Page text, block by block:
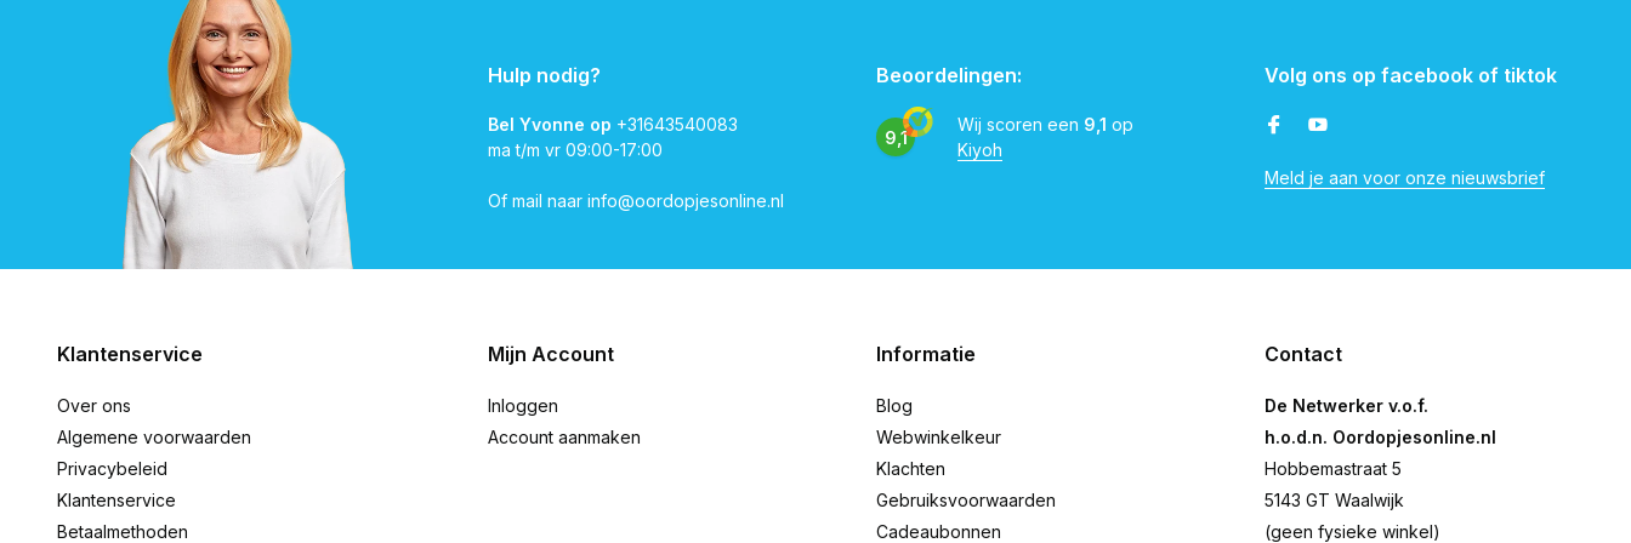
Hulp nodig?
Bel Yvonne op +31643540083
ma t/m vr 09:00-17:00
Of mail naar info@oordopjesonline.nl
Beoordelingen:
9,1
Wij scoren een 9,1 op
Kiyoh
Volg ons op facebook of tiktok
Meld je aan voor onze nieuwsbrief
Klantenservice
Over ons
Algemene voorwaarden
Privacybeleid
Klantenservice
Betaalmethoden
Mijn Account
Inloggen
Account aanmaken
Informatie
Blog
Webwinkelkeur
Klachten
Gebruiksvoorwaarden
Cadeaubonnen
Contact
De Netwerker v.o.f.
h.o.d.n. Oordopjesonline.nl
Hobbemastraat 5
5143 GT Waalwijk
(geen fysieke winkel)